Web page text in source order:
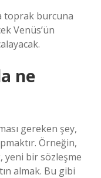
toprak burcuna
Venüs’ün
ne
gereken şey,
Örneğin,
yeni bir sözleşme
almak. Bu gibi